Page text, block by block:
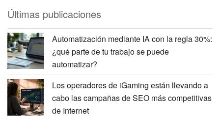
Últimas publicaciones
Automatización mediante IA con la regla 30%:
¿qué parte de tu trabajo se puede
automatizar?
Los operadores de iGaming están llevando a
cabo las campañas de SEO más competitivas
de Internet